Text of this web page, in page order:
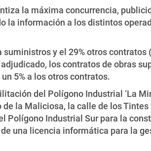
la máxima concurrencia,
la información a los distintos
suministros y el 29% otros
los contratos de obras
5% a los otros contratos.
del Polígono Industrial ‘La
la Maliciosa, la calle de los Tintes
Polígono Industrial Sur para la
una licencia informática para la